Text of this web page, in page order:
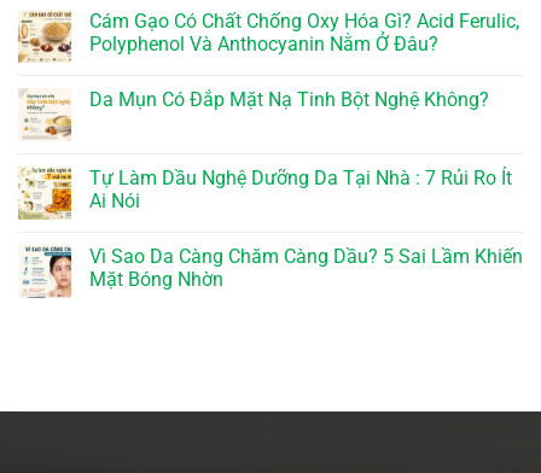
Cám Gạo Có Chất Chống Oxy Hóa Gì? Acid Ferulic,
Polyphenol Và Anthocyanin Nằm Ở Đâu?
Da Mụn Có Đắp Mặt Nạ Tinh Bột Nghệ Không?
Tự Làm Dầu Nghệ Dưỡng Da Tại Nhà : 7 Rủi Ro Ít
Ai Nói
Vì Sao Da Càng Chăm Càng Dầu? 5 Sai Lầm Khiến
Mặt Bóng Nhờn